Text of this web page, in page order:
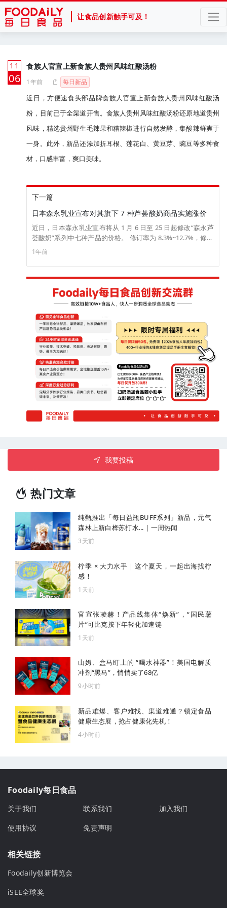
让食品创新触手可及！
11
月
06
食族人官宣上新食族人贵州风味红酸汤粉
1年前 每日新品
近日，方便速食头部品牌食族人官宣上新食族人贵州风味红酸汤
粉，目前已于全渠道开售。食族人贵州风味红酸汤粉还原地道贵州
风味，精选贵州野生毛辣果和糟辣椒进行自然发酵，集酸辣鲜爽于
一身。此外，新品还添加折耳根、莲花白、黄豆芽、豌豆等多种食
材，口感丰富，爽口美味。
下一篇
日本森永乳业宣布对其旗下 7 种芦荟酸奶商品实施涨价
近日，日本森永乳业宣布将从 1 月 6 日至 25 日起修改“森永芦
荟酸奶”系列中七种产品的价格。 修订率为 8.3%~12.7%，修订
金额为 20 日元。 据官方透露，由于原产国泰国的生产成本上
升，以及降水减少导致芦荟产量减少，“森永芦荟酸奶”中使用
的芦荟叶肉价格飙升， 包装材料的价格和物流成本也在上涨，
预计这种情况在未来会持续下去，所以他们决定实施价格调
整。（来源：日本食品新闻网）
1年前
我要投稿
热门文章
纯甄推出「每日益瓶BUFF系列」新品，元气
森林上新白桦苏打水... | 一周热闻
3天前
柠季 × 大力水手｜这个夏天，一起出海找柠
感！
1天前
官宣张凌赫！产品线集体“焕新”，“国民薯
片”可比克按下年轻化加速键
1天前
山姆、盒马盯上的 “喝水神器”！美国电解质
冲剂“黑马”，悄悄卖了68亿
9小时前
新品难爆、客户难找、渠道难通？锁定食品
健康生态展，抢占健康化先机！
4小时前
Foodaily每日食品
关于我们 联系我们
加入我们
使用协议
免责声明
相关链接
Foodaily创新博览会
iSEE全球奖